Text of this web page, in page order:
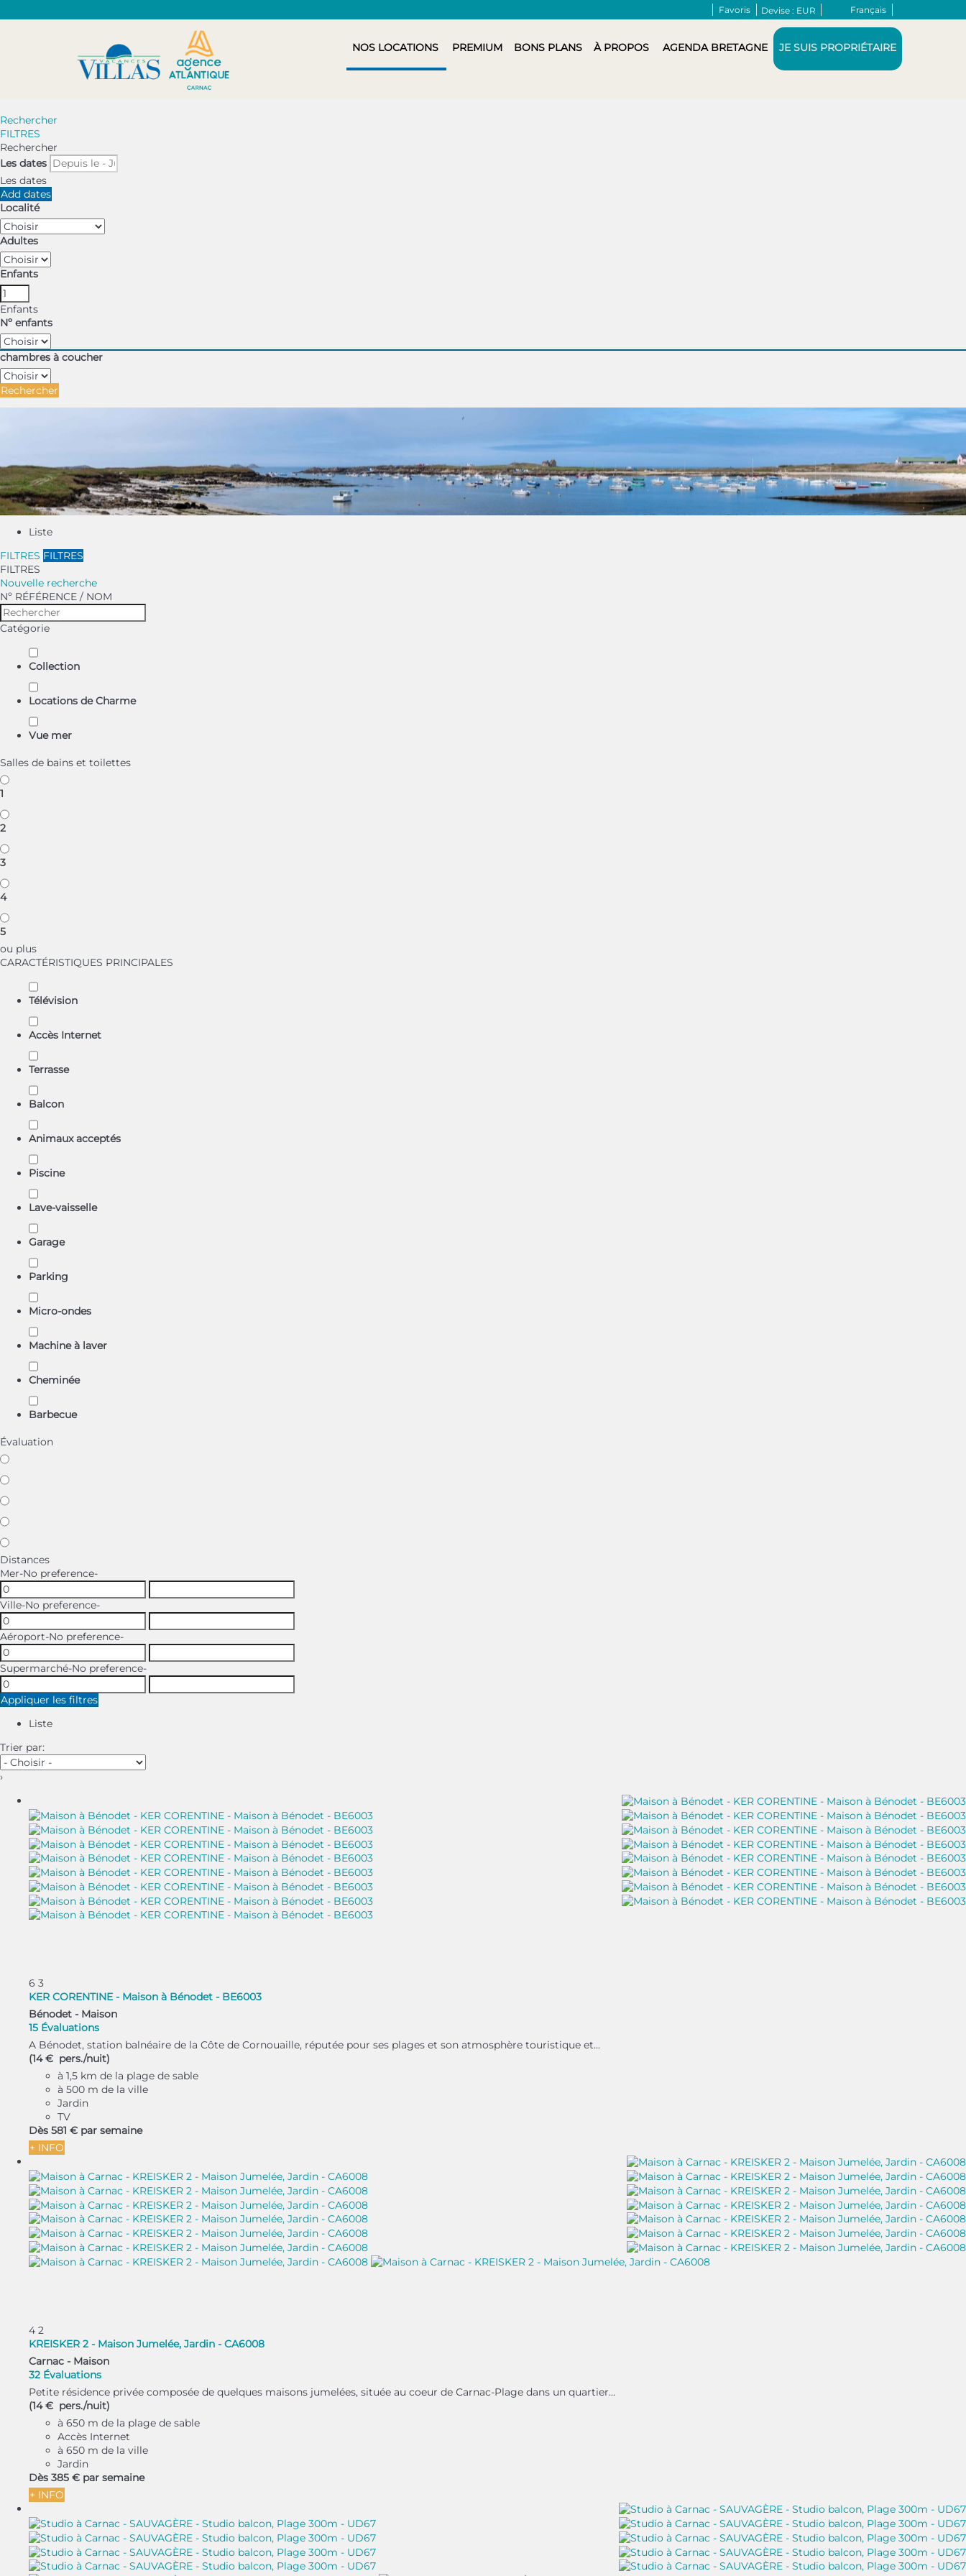
Français
Devise : EUR
Favoris
NOS LOCATIONS PREMIUM BONS PLANS À PROPOS AGENDA BRETAGNE JE SUIS PROPRIÉTAIRE
Rechercher
FILTRES
Rechercher
Les dates
Les dates
Add dates
Localité
Adultes
Enfants
Enfants
Nº enfants
chambres à coucher
Rechercher
Liste
FILTRES FILTRES
FILTRES
Nouvelle recherche
Nº RÉFÉRENCE / NOM
Catégorie
Collection
Locations de Charme
Vue mer
Salles de bains et toilettes
1
2
3
4
5
ou plus
CARACTÉRISTIQUES PRINCIPALES
Télévision
Accès Internet
Terrasse
Balcon
Animaux acceptés
Piscine
Lave-vaisselle
Garage
Parking
Micro-ondes
Machine à laver
Cheminée
Barbecue
Évaluation
Distances
Mer-No preference-
Ville-No preference-
Aéroport-No preference-
Supermarché-No preference-
Appliquer les filtres
Liste
Trier par:
›
6 3
KER CORENTINE - Maison à Bénodet - BE6003
Bénodet - Maison
15 Évaluations
A Bénodet, station balnéaire de la Côte de Cornouaille, réputée pour ses plages et son atmosphère touristique et...
(14 € pers./nuit)
à 1,5 km de la plage de sable
à 500 m de la ville
Jardin
TV
Dès 581 € par semaine
+ INFO
4 2
KREISKER 2 - Maison Jumelée, Jardin - CA6008
Carnac - Maison
32 Évaluations
Petite résidence privée composée de quelques maisons jumelées, située au coeur de Carnac-Plage dans un quartier...
(14 € pers./nuit)
à 650 m de la plage de sable
Accès Internet
à 650 m de la ville
Jardin
Dès 385 € par semaine
+ INFO